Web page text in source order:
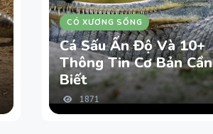
CÓ XƯƠNG SỐNG
Cá Sấu Ấn Độ Và 10+
Thông Tin Cơ Bản Cần
Biết
1871